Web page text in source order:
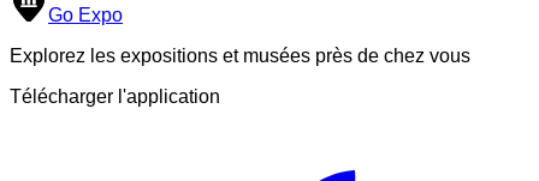
Go Expo
Explorez les expositions et musées près de chez vous
Télécharger l'application